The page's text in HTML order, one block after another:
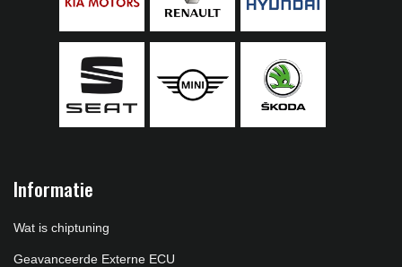
Informatie
Wat is chiptuning
Geavanceerde Externe ECU